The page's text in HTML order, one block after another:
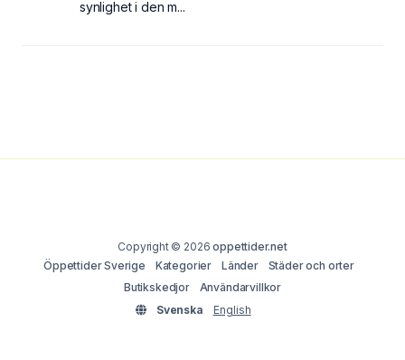
synlighet i den m...
Copyright © 2026oppettider.net
Öppettider Sverige
Kategorier Länder
Städer och orter
Butikskedjor
Användarvillkor
Svenska
English